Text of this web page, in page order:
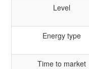
Level
Energy type
Time to market